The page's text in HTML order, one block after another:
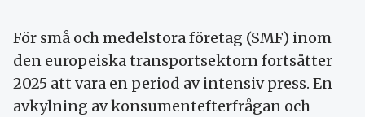
För små och medelstora företag (SMF) inom
den europeiska transportsektorn fortsätter
2025 att vara en period av intensiv press. En
avkylning av konsumentefterfrågan och